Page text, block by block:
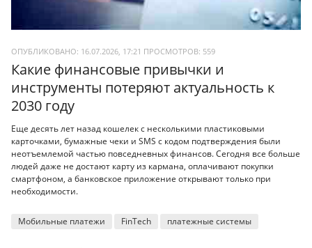
ОПУБЛИКОВАНО: 16.07.2026, 17:21 ПРОСМОТРОВ: 559
Какие финансовые привычки и
инструменты потеряют актуальность к
2030 году
Еще десять лет назад кошелек с несколькими пластиковыми
карточками, бумажные чеки и SMS с кодом подтверждения были
неотъемлемой частью повседневных финансов. Сегодня все больше
людей даже не достают карту из кармана, оплачивают покупки
смартфоном, а банковское приложение открывают только при
необходимости.
Мобильные платежи FinTech платежные системы